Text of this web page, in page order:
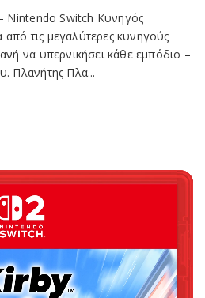
Nintendo Switch Κυνηγός
τις μεγαλύτερες κυνηγούς
να υπερνικήσει κάθε εμπόδιο –
Πλανήτης Πλα...